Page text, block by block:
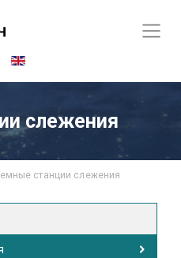
слежения
станции слежения